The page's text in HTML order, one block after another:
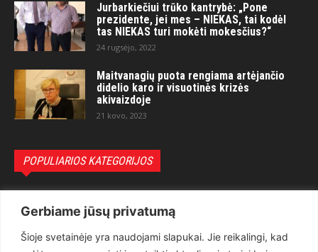
Gerbiame jūsų privatumą
Šioje svetainėje yra naudojami slapukai. Jie reikalingi, kad
Jurbarkiečiui trūko kantrybė: „Pone
prezidente, jei mes – NIEKAS, tai kodėl
tas NIEKAS turi mokėti mokesčius?“
24 rugsėjo, 2022
Maitvanagių puota rengiama artėjančio
didelio karo ir visuotinės krizės
akivaizdoje
21 kovo, 2023
POPULIARIOS KATEGORIJOS
Teisėsauga
1497